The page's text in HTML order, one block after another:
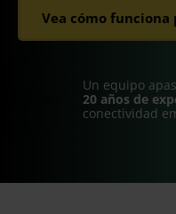
Vea cómo funciona
Un equipo
20 años de
conectividad